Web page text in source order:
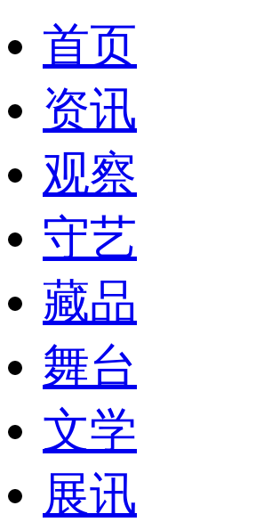
首页
资讯
观察
守艺
藏品
舞台
文学
展讯